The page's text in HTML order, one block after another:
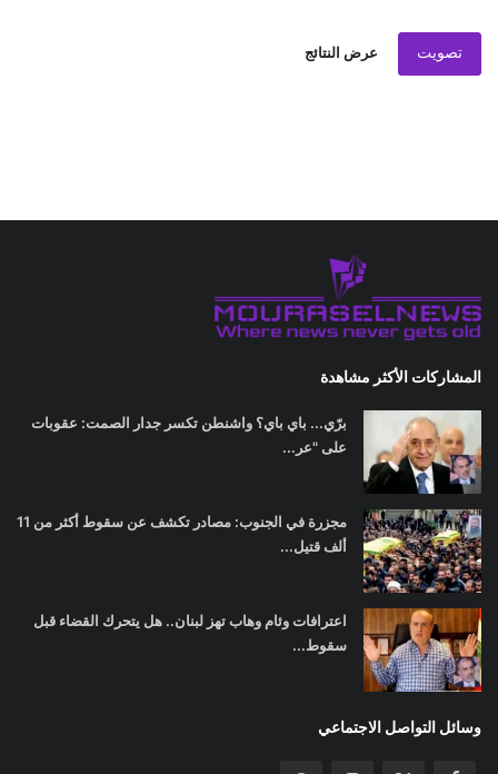
تصويت عرض النتائج
المشاركات الأكثر مشاهدة
برّي... باي باي؟ واشنطن تكسر جدار الصمت: عقوبات
على "عر...
مجزرة في الجنوب: مصادر تكشف عن سقوط أكثر من 11
ألف قتيل...
اعترافات وئام وهاب تهز لبنان.. هل يتحرك القضاء قبل
سقوط...
وسائل التواصل الاجتماعي